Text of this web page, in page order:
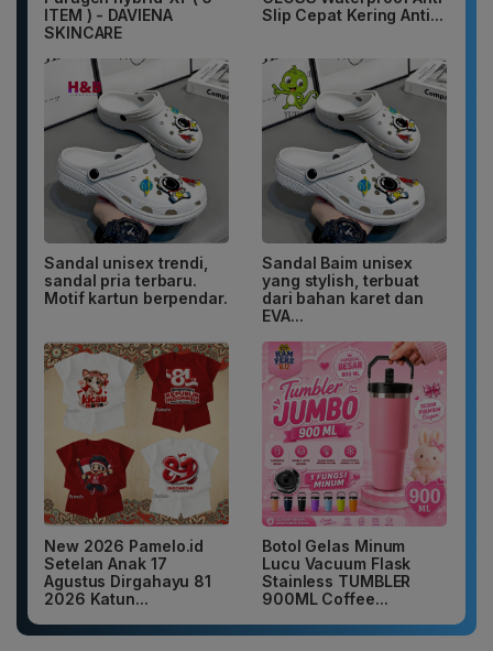
ITEM ) - DAVIENA
SKINCARE
Slip Cepat Kering Anti...
Sandal unisex trendi,
sandal pria terbaru.
Motif kartun berpendar.
Sandal Baim unisex
yang stylish, terbuat
dari bahan karet dan
EVA...
New 2026 Pamelo.id
Setelan Anak 17
Agustus Dirgahayu 81
2026 Katun...
Botol Gelas Minum
Lucu Vacuum Flask
Stainless TUMBLER
900ML Coffee...